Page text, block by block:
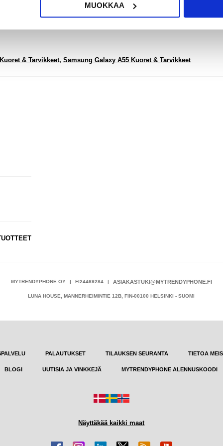
MUOKKAA
valvontalaitteet:Samsung Galaxy A55
& Tarvikkeet, Samsung Galaxy A55 Kuoret & Tarvikkeet
MYTRENDYPHONE OY | FI24469284 | ASIAKASTUKI@MYTRENDYPHONE.FI
LUNA HOUSE, MANNERHEIMINTIE 12B, FIN-00100 HELSINKI - SUOMI
PALAUTUKSET TILAUKSEN SEURANTA TIETOA
BLOGI UUTISIA JA VINKKEJÄ MYTRENDYPHONE ALENNUSKOODI
Näyttäkää kaikki maat